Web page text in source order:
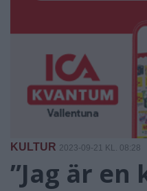
KULTUR 2023-09-21 KL. 08:28
”Jag är en